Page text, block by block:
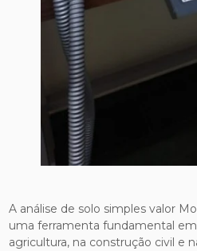
A análise de solo simples valor
uma ferramenta fundamental
agricultura, na construção civil e